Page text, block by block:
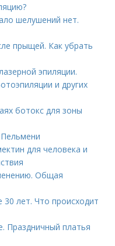
шелушений нет.
прыщей. Как убрать
эпиляции.
и других
ботокс для зоны
для человека и
Общая
30 лет. Что происходит
Праздничный платья